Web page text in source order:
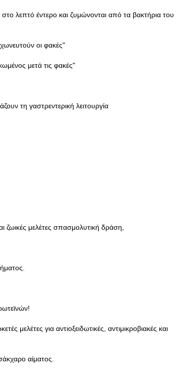
λεπτό έντερο και ζυμώνονται από τα βακτήρια του
οι φακές"
μετά τις φακές"
τη γαστρεντερική λειτουργία
ζωικές μελέτες σπασμολυτική δράση,
μελέτες για αντιοξειδωτικές, αντιμικροβιακές και
αίματος.